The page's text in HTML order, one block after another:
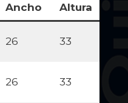
Ancho Altura
26 33
26 33